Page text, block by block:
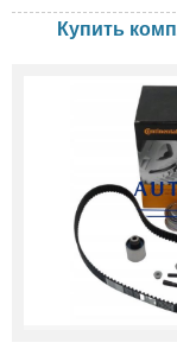
Купить